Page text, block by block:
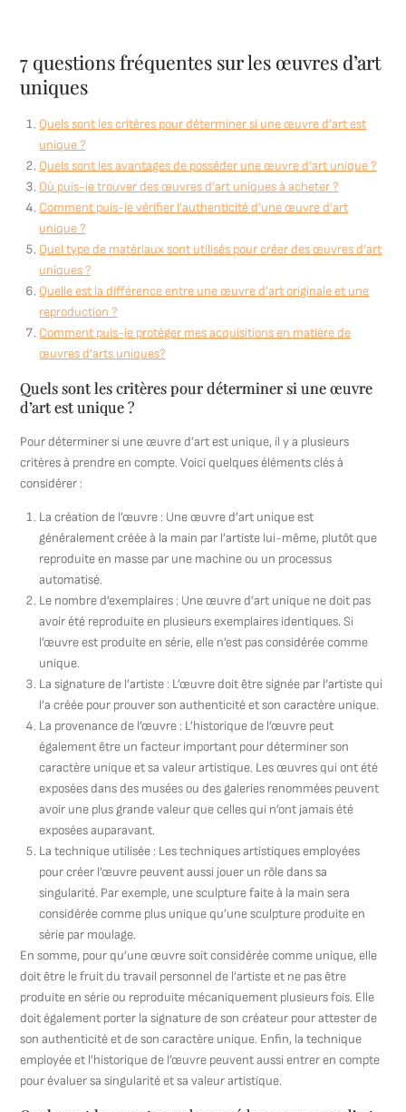
7 questions fréquentes sur les œuvres d’art
uniques
Quels sont les critères pour déterminer si une œuvre d’art est
unique ?
Quels sont les avantages de posséder une œuvre d’art unique ?
Où puis-je trouver des œuvres d’art uniques à acheter ?
Comment puis-je vérifier l’authenticité d’une œuvre d’art
unique ?
Quel type de matériaux sont utilisés pour créer des œuvres d’art
uniques ?
Quelle est la différence entre une œuvre d’art originale et une
reproduction ?
Comment puis-je protéger mes acquisitions en matière de
œuvres d’arts uniques?
Quels sont les critères pour déterminer si une œuvre
d’art est unique ?
Pour déterminer si une œuvre d’art est unique, il y a plusieurs
critères à prendre en compte. Voici quelques éléments clés à
considérer :
La création de l’œuvre : Une œuvre d’art unique est
généralement créée à la main par l’artiste lui-même, plutôt que
reproduite en masse par une machine ou un processus
automatisé.
Le nombre d’exemplaires : Une œuvre d’art unique ne doit pas
avoir été reproduite en plusieurs exemplaires identiques. Si
l’œuvre est produite en série, elle n’est pas considérée comme
unique.
La signature de l’artiste : L’œuvre doit être signée par l’artiste qui
l’a créée pour prouver son authenticité et son caractère unique.
La provenance de l’œuvre : L’historique de l’œuvre peut
également être un facteur important pour déterminer son
caractère unique et sa valeur artistique. Les œuvres qui ont été
exposées dans des musées ou des galeries renommées peuvent
avoir une plus grande valeur que celles qui n’ont jamais été
exposées auparavant.
La technique utilisée : Les techniques artistiques employées
pour créer l’œuvre peuvent aussi jouer un rôle dans sa
singularité. Par exemple, une sculpture faite à la main sera
considérée comme plus unique qu’une sculpture produite en
série par moulage.
En somme, pour qu’une œuvre soit considérée comme unique, elle
doit être le fruit du travail personnel de l’artiste et ne pas être
produite en série ou reproduite mécaniquement plusieurs fois. Elle
doit également porter la signature de son créateur pour attester de
son authenticité et de son caractère unique. Enfin, la technique
employée et l’historique de l’œuvre peuvent aussi entrer en compte
pour évaluer sa singularité et sa valeur artistique.